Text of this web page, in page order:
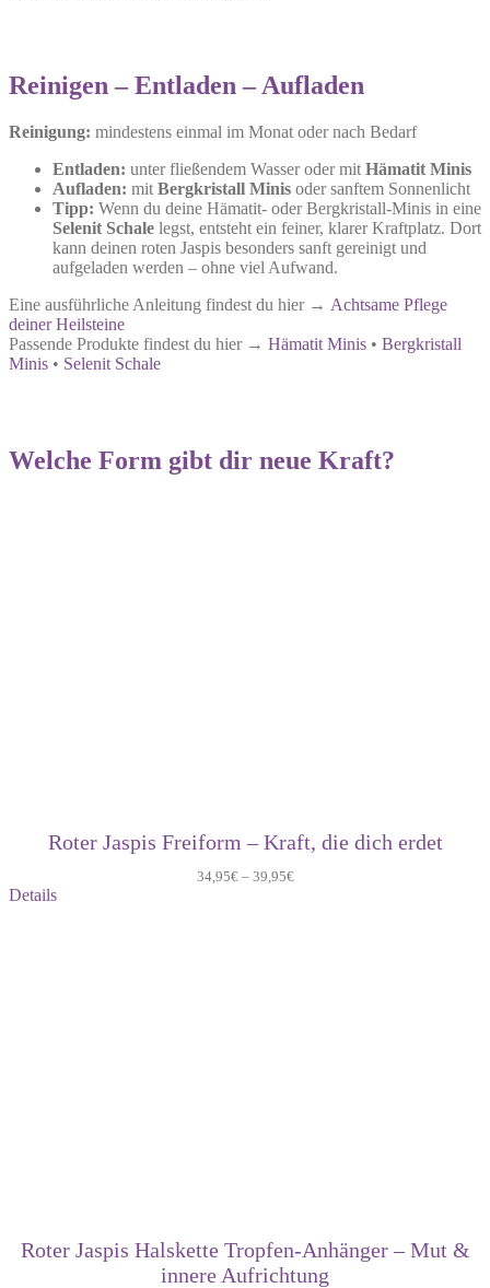
Reinigen – Entladen – Aufladen
Reinigung: mindestens einmal im Monat oder nach Bedarf
Entladen: unter fließendem Wasser oder mit Hämatit Minis
Aufladen: mit Bergkristall Minis oder sanftem Sonnenlicht
Tipp: Wenn du deine Hämatit- oder Bergkristall-Minis in eine
Selenit Schale legst, entsteht ein feiner, klarer Kraftplatz. Dort
kann deinen roten Jaspis besonders sanft gereinigt und
aufgeladen werden – ohne viel Aufwand.
Eine ausführliche Anleitung findest du hier → Achtsame Pflege
deiner Heilsteine
Passende Produkte findest du hier → Hämatit Minis • Bergkristall
Minis • Selenit Schale
Welche Form gibt dir neue Kraft?
Roter Jaspis Freiform – Kraft, die dich erdet
34,95€– 39,95€
Details
Roter Jaspis Halskette Tropfen-Anhänger – Mut &
innere Aufrichtung